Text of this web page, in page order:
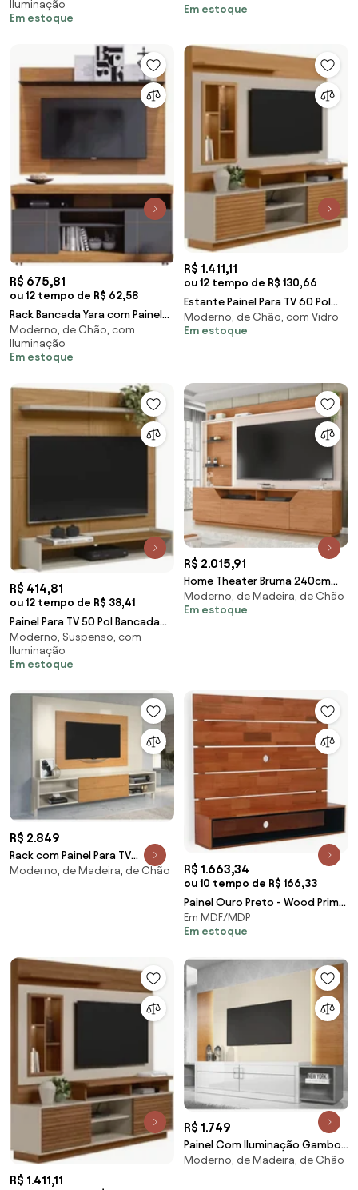
Vizzato - Preto
Iluminação
Em estoque
Gran Belo
Em estoque
R$ 675,81
ou 12 tempo de R$ 62,58
Rack Bancada Yara com Painel
para TV até 47 Pol. Maia Noce
Milano/Pret
Moderno, de Chão, com
Iluminação
Em estoque
R$ 1.411,11
ou 12 tempo de R$ 130,66
Estante Painel Para TV 60 Pol
com LED 200cm Dora L06
Nature/Off White
Moderno, de Chão, com Vidro
Em estoque
R$ 414,81
ou 12 tempo de R$ 38,41
Painel Para TV 50 Pol Bancada
Suspensa 120cm Perfect L06
Nature/Off Wh
Moderno, Suspenso, com
Iluminação
Em estoque
R$ 2.015,91
Home Theater Bruma 240cm
com LED e Prateleiras em Vidro
para TV até 65 MDP Freijo/Off
Moderno, de Madeira, de Chão
Em estoque
R$ 2.849
Rack com Painel Para TV
Mariscal Beach
Moderno, de Madeira, de Chão R$ 1.663,34
ou 10 tempo de R$ 166,33
Painel Ouro Preto - Wood Prime
MP 250874
Em MDF/MDP
Em estoque
R$ 1.411,11
R$ 1.749
Painel Com Iluminação Gamboa
Beach
Moderno, de Madeira, de Chão